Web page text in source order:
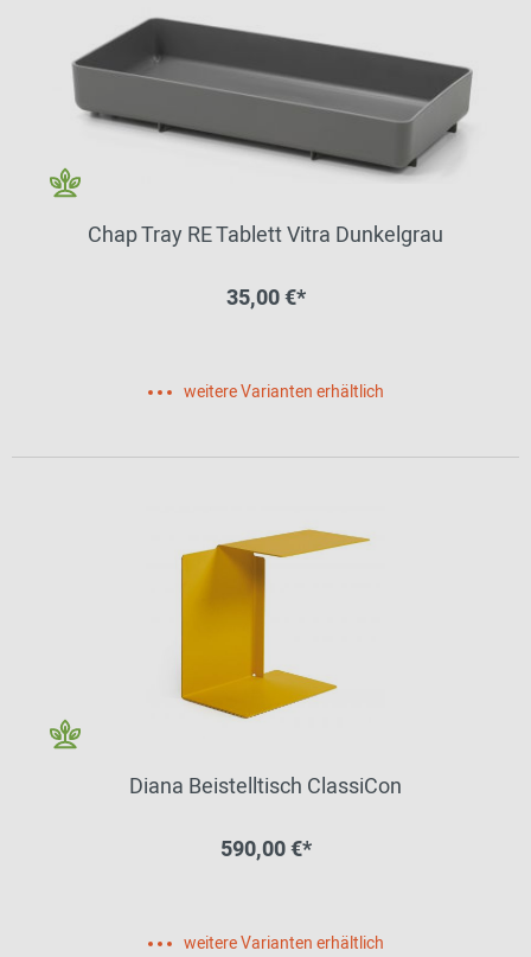
Chap Tray RE Tablett Vitra Dunkelgrau
35,00 €*
weitere Varianten erhältlich
Diana Beistelltisch ClassiCon
590,00 €*
weitere Varianten erhältlich